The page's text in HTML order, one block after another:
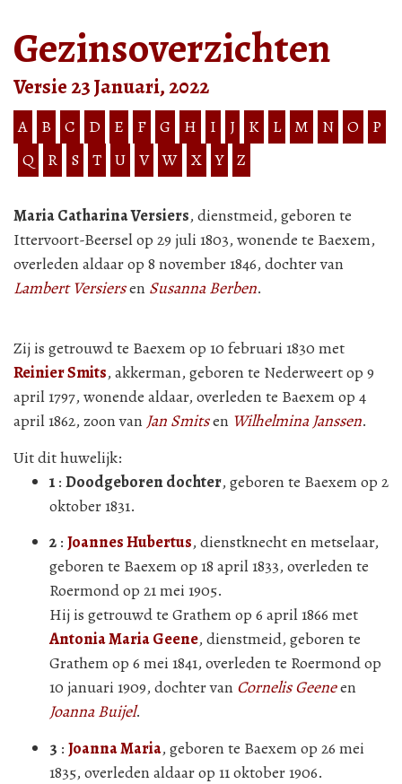
Gezinsoverzichten
Versie 23 Januari, 2022
A B C D E F G H I J K L M N O
P
Q
R S T U V W X Y Z
Maria Catharina Versiers, dienstmeid, geboren te
Ittervoort-Beersel op 29 juli 1803, wonende te Baexem,
overleden aldaar op 8 november 1846, dochter van
Lambert Versiersen Susanna Berben.
Zij is getrouwd te Baexem op 10 februari 1830 met
Reinier Smits, akkerman, geboren te Nederweert op 9
april 1797, wonende aldaar, overleden te Baexem op 4
april 1862, zoon van Jan Smitsen Wilhelmina Janssen.
Uit dit huwelijk:
1 : Doodgeboren dochter, geboren te Baexem op 2
oktober 1831.
2 : Joannes Hubertus, dienstknecht en metselaar,
geboren te Baexem op 18 april 1833, overleden te
Roermond op 21 mei 1905.
Hij is getrouwd te Grathem op 6 april 1866 met
Antonia Maria Geene, dienstmeid, geboren te
Grathem op 6 mei 1841, overleden te Roermond op
10 januari 1909, dochter van Cornelis Geeneen
Joanna Buijel.
3 : Joanna Maria, geboren te Baexem op 26 mei
1835, overleden aldaar op 11 oktober 1906.